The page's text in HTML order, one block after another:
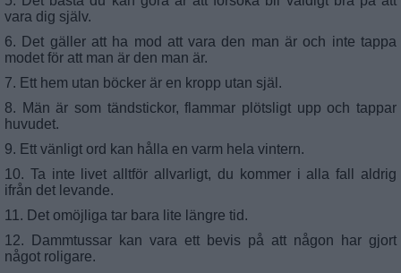
vara dig själv.
6. Det gäller att ha mod att vara den man är och inte tappa
modet för att man är den man är.
7. Ett hem utan böcker är en kropp utan själ.
8. Män är som tändstickor, flammar plötsligt upp och tappar
huvudet.
9. Ett vänligt ord kan hålla en varm hela vintern.
10. Ta inte livet alltför allvarligt, du kommer i alla fall aldrig
ifrån det levande.
11. Det omöjliga tar bara lite längre tid.
12. Dammtussar kan vara ett bevis på att någon har gjort
något roligare.